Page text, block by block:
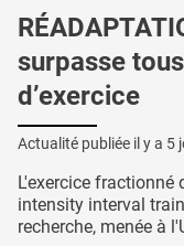
surpasse
d’exercice
Actualité publiée il y a 5
L'exercice fractionné
intensity interval
recherche, menée à